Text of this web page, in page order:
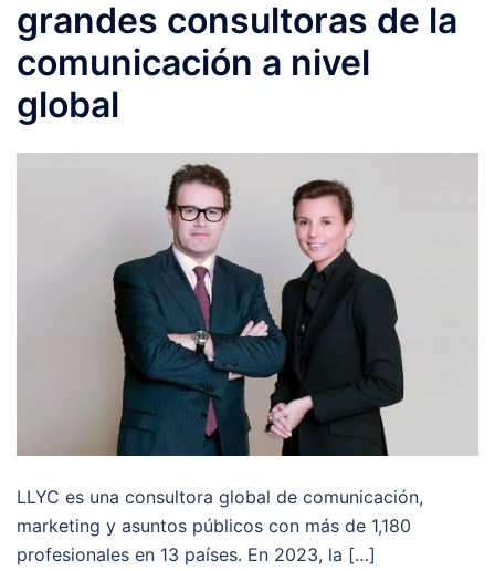
grandes consultoras de la
comunicación a nivel
global
LLYC es una consultora global de comunicación,
marketing y asuntos públicos con más de 1,180
profesionales en 13 países. En 2023, la […]